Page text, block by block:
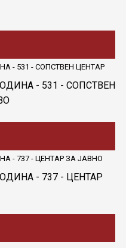
- 531 - СОПСТВЕН
- 737 - ЦЕНТАР